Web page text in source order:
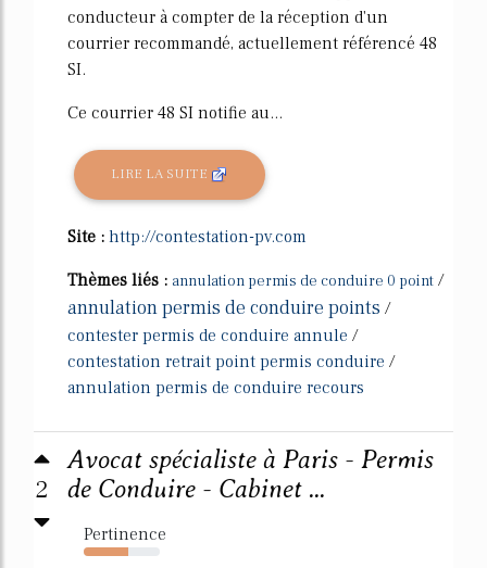
conducteur à compter de la réception d'un
courrier recommandé, actuellement référencé 48
SI.
Ce courrier 48 SI notifie au...
LIRE LA SUITE
Site : http://contestation-pv.com
Thèmes liés : annulation permis de conduire 0 point /
annulation permis de conduire points /
contester permis de conduire annule /
contestation retrait point permis conduire /
annulation permis de conduire recours
2
Avocat spécialiste à Paris - Permis
de Conduire - Cabinet ...
Pertinence
58%